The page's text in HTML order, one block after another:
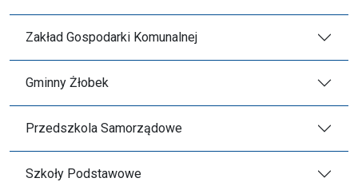
Zakład Gospodarki Komunalnej
Gminny Żłobek
Przedszkola Samorządowe
Szkoły Podstawowe